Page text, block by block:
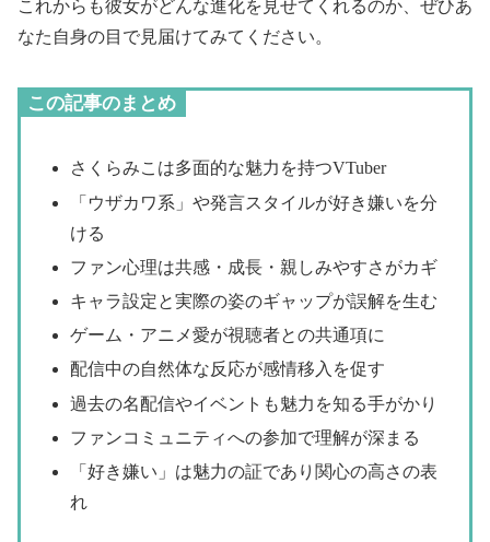
これからも彼女がどんな進化を見せてくれるのか、ぜひあ
なた自身の目で見届けてみてください。
この記事のまとめ
さくらみこは多面的な魅力を持つVTuber
「ウザカワ系」や発言スタイルが好き嫌いを分
ける
ファン心理は共感・成長・親しみやすさがカギ
キャラ設定と実際の姿のギャップが誤解を生む
ゲーム・アニメ愛が視聴者との共通項に
配信中の自然体な反応が感情移入を促す
過去の名配信やイベントも魅力を知る手がかり
ファンコミュニティへの参加で理解が深まる
「好き嫌い」は魅力の証であり関心の高さの表
れ